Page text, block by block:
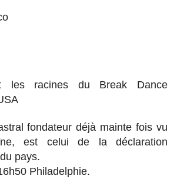
les racines du Break Dance
fondateur déjà mainte fois vu
est celui de la déclaration
pays.
Philadelphie.